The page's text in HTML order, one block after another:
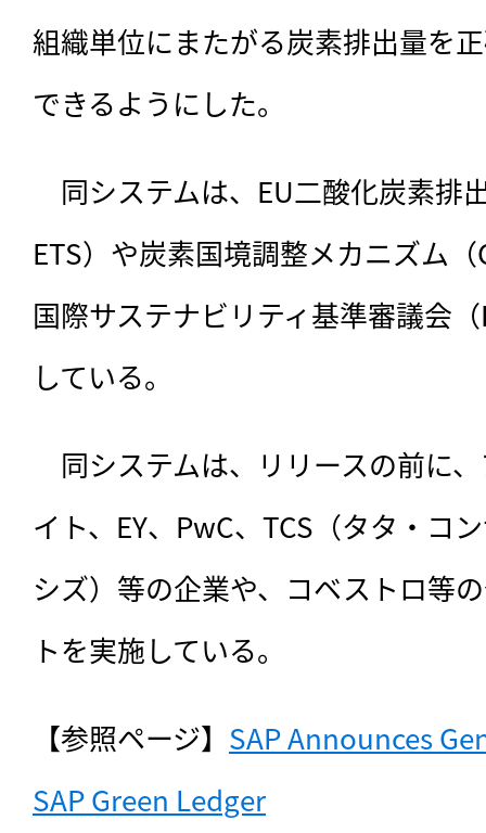
組織単位にまたがる炭素排出量を
できるようにした。
同システムは、EU二酸化炭素排
ETS）や炭素国境調整メカニズム
国際サステナビリティ基準審議会
している。
同システムは、リリースの前に
イト、EY、PwC、TCS（タタ・コ
シズ）等の企業や、コベストロ等
トを実施している。
【参照ページ】 SAP Announces
SAP Green Ledger